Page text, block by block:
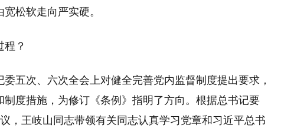
松软走向严实硬。
？
五次、六次全会上对健全完善党内监督制度提出要求，
度措施，为修订《条例》指明了方向。根据总书记要
，王岐山同志带领有关同志认真学习党章和习近平总书